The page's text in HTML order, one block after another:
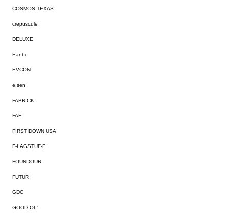
COSMOS TEXAS
crepuscule
DELUXE
Eanbe
EVCON
e.sen
FABRICK
FAF
FIRST DOWN USA
F-LAGSTUF-F
FOUNDOUR
FUTUR
GDC
GOOD OL'